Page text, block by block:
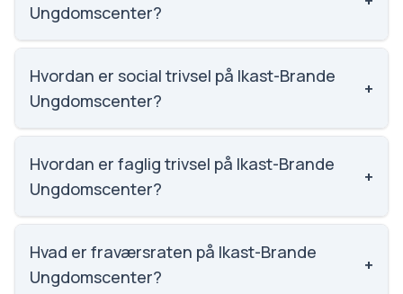
Ungdomscenter?
Email: IUC@ikast-brande.dk. Telefon: 9960 4630.
Adresse: Ikast-Brande Ungdomscenter Kongevejen
61, 7430 Ikast. Skoleleder: Karen Behr Sølyst.
Hvordan er social trivsel på Ikast-Brande
Ungdomscenter?
+
Vi har ikke data om social trivsel for Ikast-Brande
Ungdomscenter.
Hvordan er faglig trivsel på Ikast-Brande
Ungdomscenter?
+
Vi har ikke data om faglig trivsel for Ikast-Brande
Ungdomscenter.
Hvad er fraværsraten på Ikast-Brande
Ungdomscenter?
+